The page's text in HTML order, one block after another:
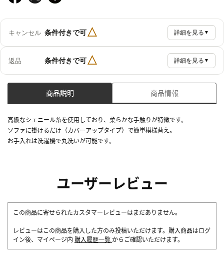
キャンセル 条件付きで可△ 詳細を見る ▼
返品 条件付きで可△ 詳細を見る ▼
商品説明 商品情報
高級なシェニール糸を使用しており、柔らかな手触りが特徴です。
ソファに掛けるだけ（カバーアップタイプ）で簡単模様替え。
お手入れは洗濯機で丸洗いが可能です。
ユーザーレビュー
この商品に寄せられたカスタマーレビューはまだありません。
レビューはこの商品を購入した方のみ投稿いただけます。購入商品はログ
イン後、マイページ内 購入履歴一覧 からご確認いただけます。